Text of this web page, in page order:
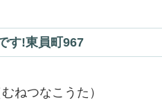
す!東員町967
ねつなこうた）